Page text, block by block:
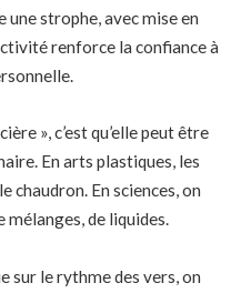
une strophe, avec mise en
renforce la confiance à
», c’est qu’elle peut être
En arts plastiques, les
chaudron. En sciences, on
mélanges, de liquides.
sur le rythme des vers, on